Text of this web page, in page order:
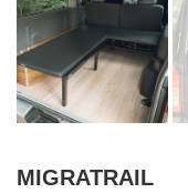
MIGRATRAIL